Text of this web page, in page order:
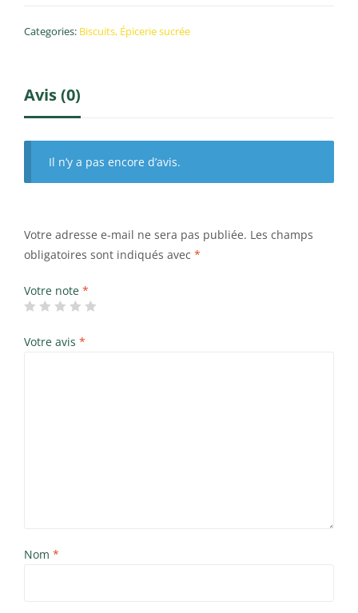
Categories: Biscuits, Épicerie sucrée
Avis (0)
Il n’y a pas encore d’avis.
Votre adresse e-mail ne sera pas publiée. Les champs
obligatoires sont indiqués avec *
Votre note *
Votre avis *
Nom *